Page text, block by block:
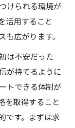
けられる環境が
活用すること
広がります。
は不安だった
が持てるように
トできる体制が
を取得すること
です。まずは求